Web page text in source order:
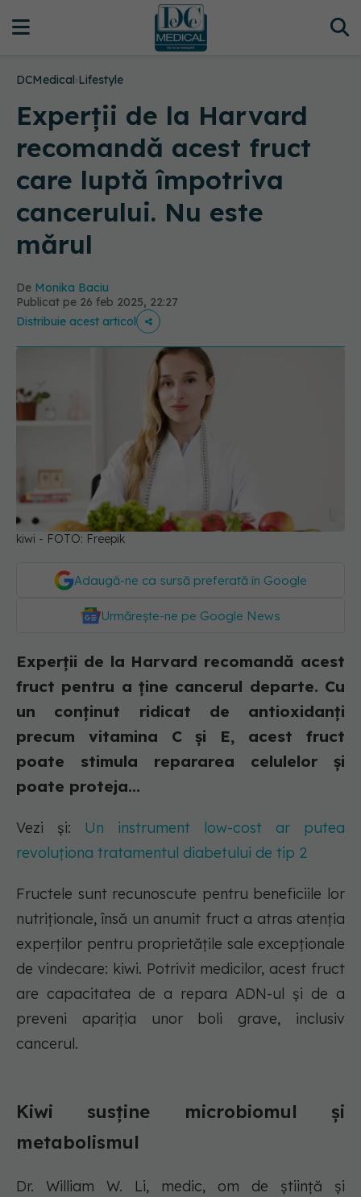
DCMedical›Lifestyle
Experții de la Harvard
recomandă acest fruct
care luptă împotriva
cancerului. Nu este
mărul
De Monika Baciu
Publicat pe 26 feb 2025, 22:27
Distribuie acest articol
kiwi - FOTO: Freepik
Adaugă-ne ca sursă preferată în Google
Urmărește-ne pe Google News
Experții de la Harvard recomandă acest
fruct pentru a ține cancerul departe. Cu
un conținut ridicat de antioxidanți
precum vitamina C și E, acest fruct
poate stimula repararea celulelor și
poate proteja...
Vezi și: Un instrument low-cost ar putea
revoluționa tratamentul diabetului de tip 2
Fructele sunt recunoscute pentru beneficiile lor
nutriționale, însă un anumit fruct a atras atenția
experților pentru proprietățile sale excepționale
de vindecare: kiwi. Potrivit medicilor, acest fruct
are capacitatea de a repara ADN-ul și de a
preveni apariția unor boli grave, inclusiv
cancerul.
Kiwi susține microbiomul și
metabolismul
Dr. William W. Li, medic, om de știință și